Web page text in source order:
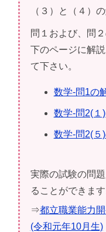
（３）と（４）
問１および、問
下のページに解
て下さい。
数学-問1の
数学-問2(１
数学-問2(５
実際の試験の問
ることができます
⇒都立職業能力
(令和元年10月生)